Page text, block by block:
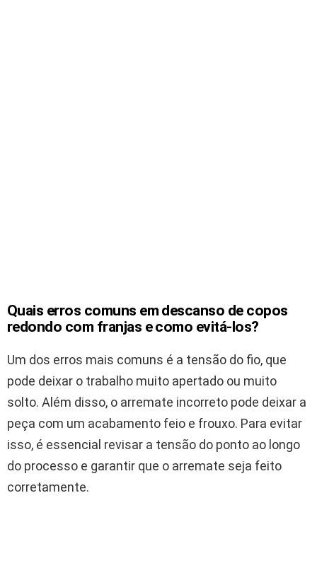
Quais erros comuns em descanso de copos
redondo com franjas e como evitá-los?
Um dos erros mais comuns é a tensão do fio, que
pode deixar o trabalho muito apertado ou muito
solto. Além disso, o arremate incorreto pode deixar a
peça com um acabamento feio e frouxo. Para evitar
isso, é essencial revisar a tensão do ponto ao longo
do processo e garantir que o arremate seja feito
corretamente.